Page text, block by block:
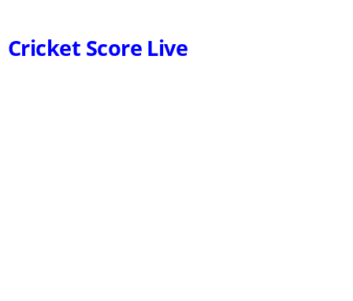
Cricket Score Live